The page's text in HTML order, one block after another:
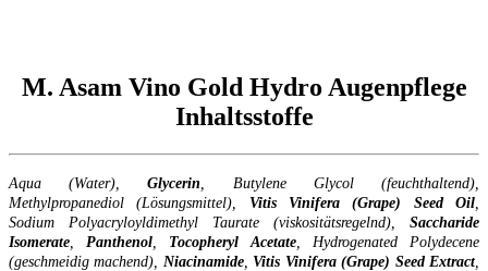
M. Asam Vino Gold Hydro Augenpflege
Inhaltsstoffe
Aqua (Water),Glycerin , Butylene Glycol (feuchthaltend),
Methylpropanediol (Lösungsmittel), Vitis Vinifera (Grape) Seed Oil
Sodium Polyacryloyldimethyl Taurate (viskositätsregelnd), Saccharide
Isomerate
Panthenol Tocopheryl Acetate , Hydrogenated Polydecene
(geschmeidig machend), Niacinamide, Vitis Vinifera (Grape) Seed Extract,